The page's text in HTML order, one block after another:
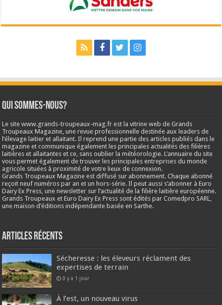
Qui sommes-nous?
Le site www.grands-troupeaux-mag.fr est la vitrine web de Grands
Troupeaux Magazine, une revue professionnelle destinée aux leaders de
l’élevage laitier et allaitant. Il reprend une partie des articles publiés dans le
magazine et communique également les principales actualités des filières
laitières et allaitantes et ce, sans oublier la météorologie. L’annuaire du site
vous permet également de trouver les principales entreprises du monde
agricole situées à proximité de votre lieux de connexion.
Grands Troupeaux Magazine est diffusé sur abonnement. Chaque abonné
reçoit neuf numéros par an et un hors-série. Il peut aussi s’abonner à Euro
Dairy Ex Press, une newsletter sur l’actualité de la filière laitière européenne.
Grands Troupeaux et Euro Dairy Ex Press sont édités par Comedpro SARL,
une maison d’éditions indépendante basée en Sarthe.
Articles récents
Sécheresse : les éleveurs réclament des
expertises de terrain
Il y a 1 jour
À l’est, un nouveau virus